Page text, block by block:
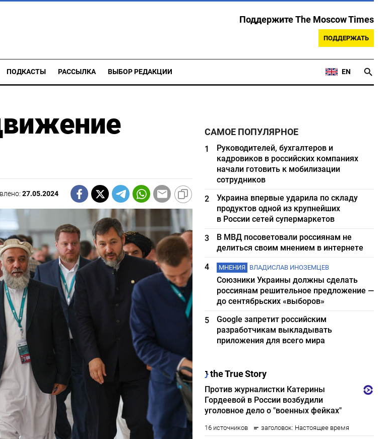
Поддержите The Moscow Times
ПОДДЕРЖАТЬ
ПОДКАСТЫ РАССЫЛКА ВЫБОР РЕДАКЦИИ EN
27.05.2024
САМОЕ ПОПУЛЯРНОЕ
1
Руководителей, бухгалтеров и
кадровиков в российских компаниях
начали готовить к мобилизации
сотрудников
2
Украина впервые ударила по складу
продуктов одной из крупнейших
в России сетей супермаркетов
3
В МВД посоветовали россиянам не
делиться своим мнением в интернете
4
МНЕНИЯ ВЛАДИСЛАВ ИНОЗЕМЦЕВ
Союзники Украины должны сделать
россиянам решительное предложение —
до сентябрьских «выборов»
5
Google запретит российским
разработчикам выкладывать
приложения для всего мира